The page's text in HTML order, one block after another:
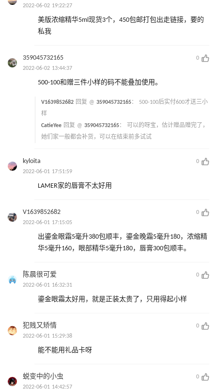
2022-06-02 19:22:27
美版浓缩精华5ml现货3个，450包邮打包出走链接，要的
私我
359045732165
0
2022-06-02 13:44:37
500-100和赠三件小样的码不能叠加使用。
V1639852682 回复 @ 359045732165： 500-100后实付600才送三小
样
CatieYee 回复 @ 359045732165：
可以的呀宝，估计赠品赠完了，
她们家一般都会补货，可以在结束前多试试
kyloita
0
2022-06-01 17:51:59
LAMER家的唇膏不太好用
V1639852682
0
2022-06-01 17:15:05
出鎏金眼霜5毫升380包顺丰，鎏金晚霜5毫升180，浓缩精
华5毫升160，眼部精华5毫升180，唇膏300包顺丰。
陈晨很可爱
0
2022-06-01 16:32:31
鎏金眼霜太好用，就是正装太贵了，只用得起小样
犯贱又矫情
0
2022-06-01 15:29:38
能不能用礼品卡呀
蜕变中的小虫
0
2022-06-01 14:42:57